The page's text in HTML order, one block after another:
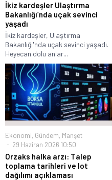
İkiz kardeşler Ulaştırma
Bakanlığı’nda uçak sevinci
yaşadı
İkiz kardeşler, Ulaştırma
Bakanlığı'nda uçak sevinci yaşadı.
Heyecan dolu anlar...
Ekonomi, Gündem, Manşet
29 Haziran 2026 10:50
Orzaks halka arzı: Talep
toplama tarihleri ve lot
dağılımı açıklaması